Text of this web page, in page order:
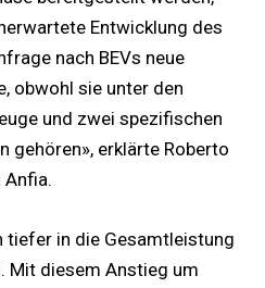
Entwicklung des
nach BEVs neue
obwohl sie unter den
und zwei spezifischen
gehören», erklärte Roberto
Anfia.
tiefer in die Gesamtleistung
Mit diesem Anstieg um